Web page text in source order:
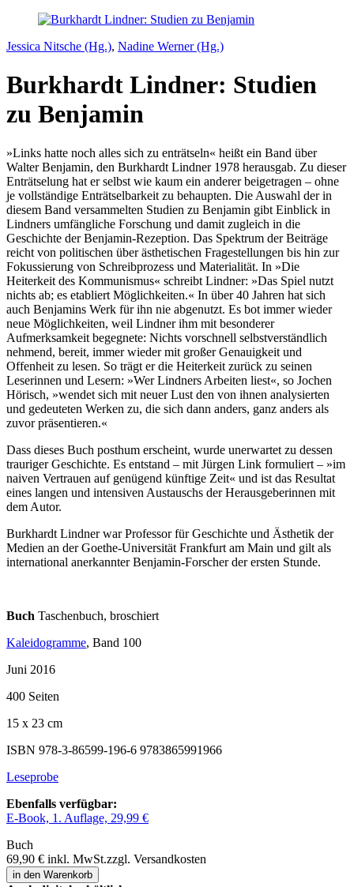
Jessica Nitsche (Hg.), Nadine Werner (Hg.)
Burkhardt Lindner: Studien
zu Benjamin
»Links hatte noch alles sich zu enträtseln« heißt ein Band über
Walter Benjamin, den Burkhardt Lindner 1978 herausgab. Zu dieser
Enträtselung hat er selbst wie kaum ein anderer beigetragen – ohne
je vollständige Enträtselbarkeit zu behaupten. Die Auswahl der in
diesem Band versammelten Studien zu Benjamin gibt Einblick in
Lindners umfängliche Forschung und damit zugleich in die
Geschichte der Benjamin-Rezeption. Das Spektrum der Beiträge
reicht von politischen über ästhetischen Fragestellungen bis hin zur
Fokussierung von Schreibprozess und Materialität. In »Die
Heiterkeit des Kommunismus« schreibt Lindner: »Das Spiel nutzt
nichts ab; es etabliert Möglichkeiten.« In über 40 Jahren hat sich
auch Benjamins Werk für ihn nie abgenutzt. Es bot immer wieder
neue Möglichkeiten, weil Lindner ihm mit besonderer
Aufmerksamkeit begegnete: Nichts vorschnell selbstverständlich
nehmend, bereit, immer wieder mit großer Genauigkeit und
Offenheit zu lesen. So trägt er die Heiterkeit zurück zu seinen
Leserinnen und Lesern: »Wer Lindners Arbeiten liest«, so Jochen
Hörisch, »wendet sich mit neuer Lust den von ihnen analysierten
und gedeuteten Werken zu, die sich dann anders, ganz anders als
zuvor präsentieren.«
Dass dieses Buch posthum erscheint, wurde unerwartet zu dessen
trauriger Geschichte. Es entstand – mit Jürgen Link formuliert – »im
naiven Vertrauen auf genügend künftige Zeit« und ist das Resultat
eines langen und intensiven Austauschs der Herausgeberinnen mit
dem Autor.
Burkhardt Lindner war Professor für Geschichte und Ästhetik der
Medien an der Goethe-Universität Frankfurt am Main und gilt als
international anerkannter Benjamin-Forscher der ersten Stunde.
Buch Taschenbuch, broschiert
Kaleidogramme, Band 100
Juni 2016
400 Seiten
15 x 23 cm
ISBN 978-3-86599-196-6 9783865991966
Leseprobe
Ebenfalls verfügbar:
E-Book, 1. Auflage, 29,99 €
Buch
69,90 € inkl. MwSt.zzgl. Versandkosten
in den Warenkorb